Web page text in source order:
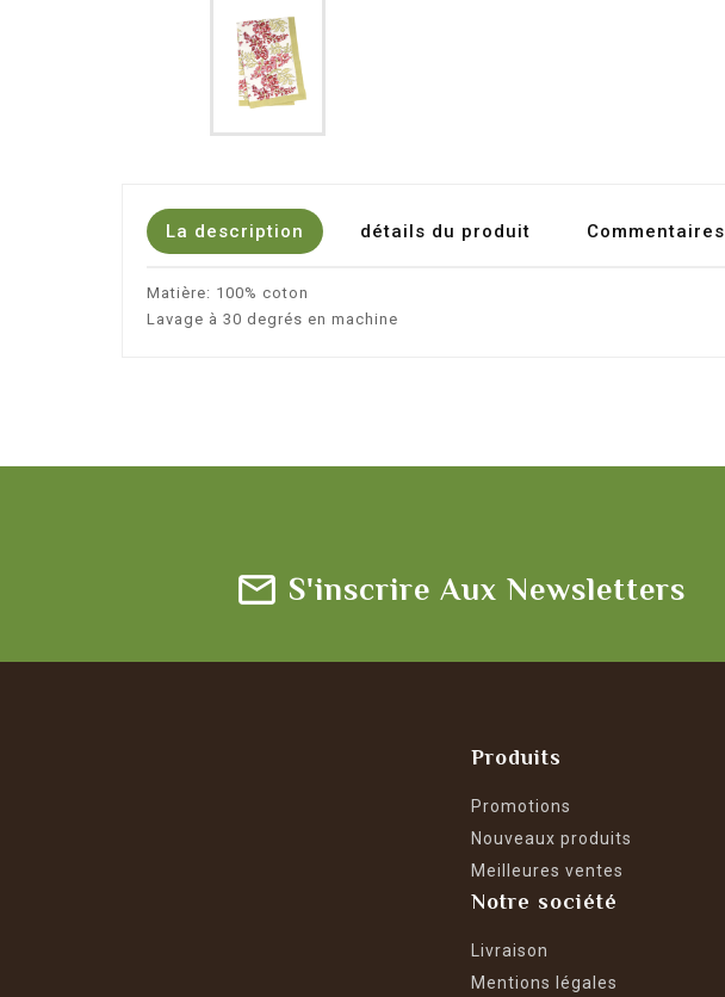
La description détails du produit Commentaires
Matière: 100% coton
Lavage à 30 degrés en machine
S'inscrire Aux Newsletters
Produits
Promotions
Nouveaux produits
Meilleures ventes
Notre société
Livraison
Mentions légales